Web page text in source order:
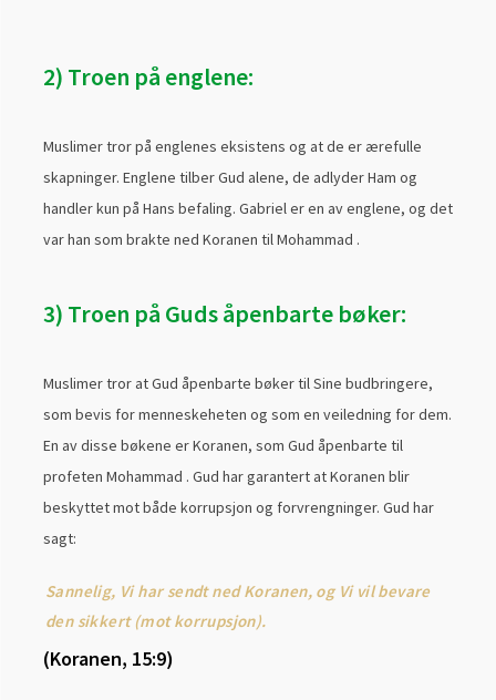
2) Troen på englene:
Muslimer tror på englenes eksistens og at de er ærefulle
skapninger. Englene tilber Gud alene, de adlyder Ham og
handler kun på Hans befaling. Gabriel er en av englene, og det
var han som brakte ned Koranen til Mohammad .
3) Troen på Guds åpenbarte bøker:
Muslimer tror at Gud åpenbarte bøker til Sine budbringere,
som bevis for menneskeheten og som en veiledning for dem.
En av disse bøkene er Koranen, som Gud åpenbarte til
profeten Mohammad . Gud har garantert at Koranen blir
beskyttet mot både korrupsjon og forvrengninger. Gud har
sagt:
Sannelig, Vi har sendt ned Koranen, og Vi vil bevare
den sikkert (mot korrupsjon).
(Koranen, 15:9)